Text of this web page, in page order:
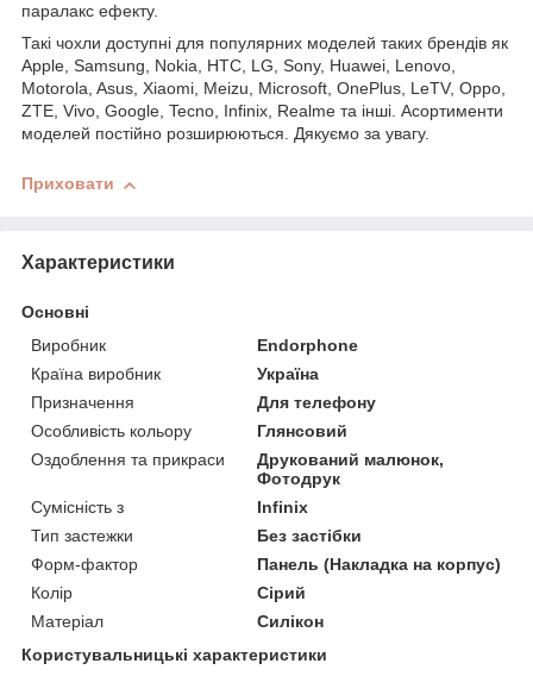
паралакс ефекту.
Такі чохли доступні для популярних моделей таких брендів як
Apple, Samsung, Nokia, HTC, LG, Sony, Huawei, Lenovo,
Motorola, Asus, Xiaomi, Meizu, Microsoft, OnePlus, LeTV, Oppo,
ZTE, Vivo, Google, Tecno, Infinix, Realme та інші. Асортименти
моделей постійно розширюються. Дякуємо за увагу.
Приховати
Характеристики
Основні
Виробник
Endorphone
Країна виробник
Україна
Призначення
Для телефону
Особливість кольору
Глянсовий
Оздоблення та прикраси
Друкований малюнок,
Фотодрук
Сумісність з
Infinix
Тип застежки
Без застібки
Форм-фактор
Панель (Накладка на корпус)
Колір
Сірий
Матеріал
Силікон
Користувальницькі характеристики